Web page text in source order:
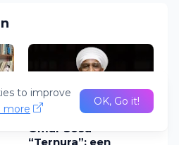
Omar Sosa –
“Ternura”: een
to improve
more
OK, Go it!